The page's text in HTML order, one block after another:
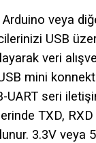
veya
USB
veri
mini
UART seri
TXD,
3.3V veya